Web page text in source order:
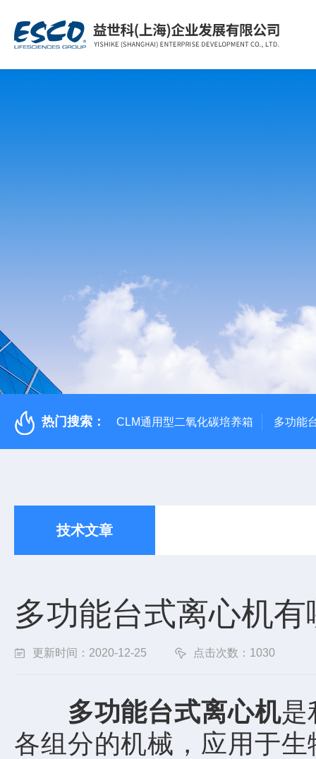
热门搜索： CLM通用型二氧化碳培养箱 多功能
技术文章
多功能台式离心机
更新时间：2020-12-25 点击次数：1030
多功能台式离心机是
各组分的机械，应用于